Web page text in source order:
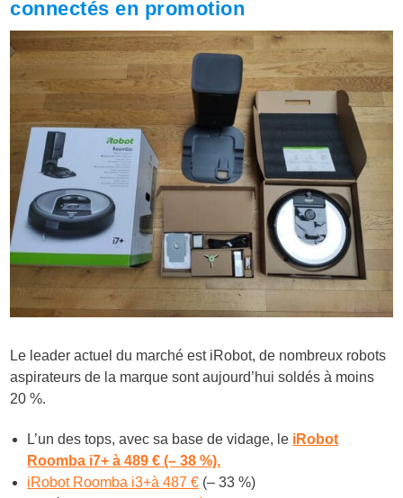
connectés en promotion
Le leader actuel du marché est iRobot, de nombreux robots
aspirateurs de la marque sont aujourd’hui soldés à moins
20 %.
L’un des tops, avec sa base de vidage, le iRobot
Roomba i7+ à 489 € (– 38 %).
iRobot Roomba i3+à 487 € (– 33 %)